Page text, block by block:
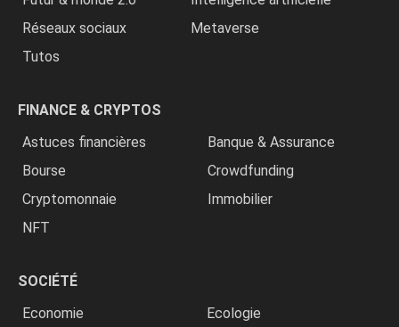
Réseaux sociaux
Metaverse
Tutos
FINANCE & CRYPTOS
Astuces financières
Banque & Assurance
Bourse
Crowdfunding
Cryptomonnaie
Immobilier
NFT
SOCIÉTÉ
Economie
Ecologie